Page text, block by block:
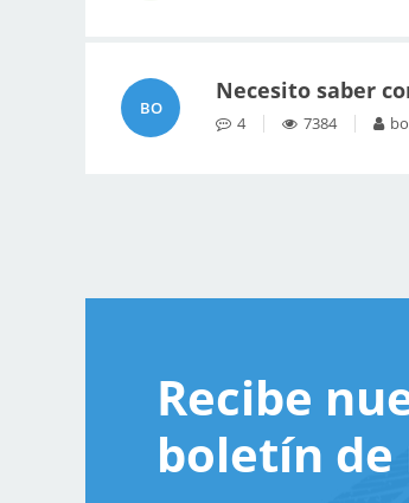
BO
Necesito saber
4 7384
Recibe
boletín